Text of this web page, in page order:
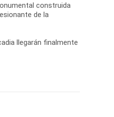
construida
de la
llegarán finalmente